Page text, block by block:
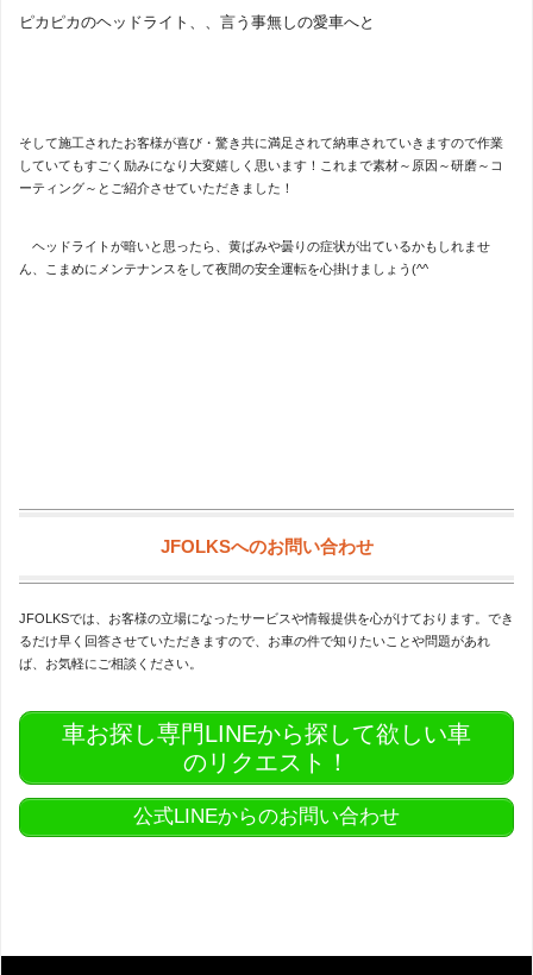
ピカピカのヘッドライト、、言う 事無しの愛車へと
そして施工されたお客様が喜び・驚き共に満足されて納車されていきますので作業
していてもすごく励みになり大変嬉しく思います！これまで素材～原因～研磨～コ
ーティング～とご紹介させていただきました！
ヘッドライトが暗いと思ったら、黄ばみや曇りの症状が出ているかもしれませ
ん、こまめにメンテナンスをして夜間の安全運転を心掛けましょう(^^ゞ
JFOLKSへのお問い合わせ
JFOLKSでは、お客様の立場になったサービスや情報提供を心がけております。でき
るだけ早く回答させていただきますので、お車の件で知りたいことや問題があれ
ば、お気軽にご相談ください。
車お探し専門LINEから探して欲しい車
のリクエスト！
公式LINEからのお問い合わせ